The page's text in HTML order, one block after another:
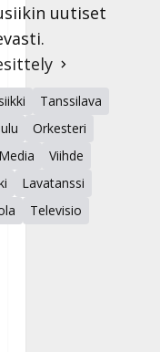
uutiset
Tanssilava
Orkesteri
Media
Viihde
Lavatanssi
Televisio